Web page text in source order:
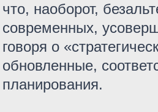
что, наоборот,
современных,
говоря о
обновленные,
планирования.